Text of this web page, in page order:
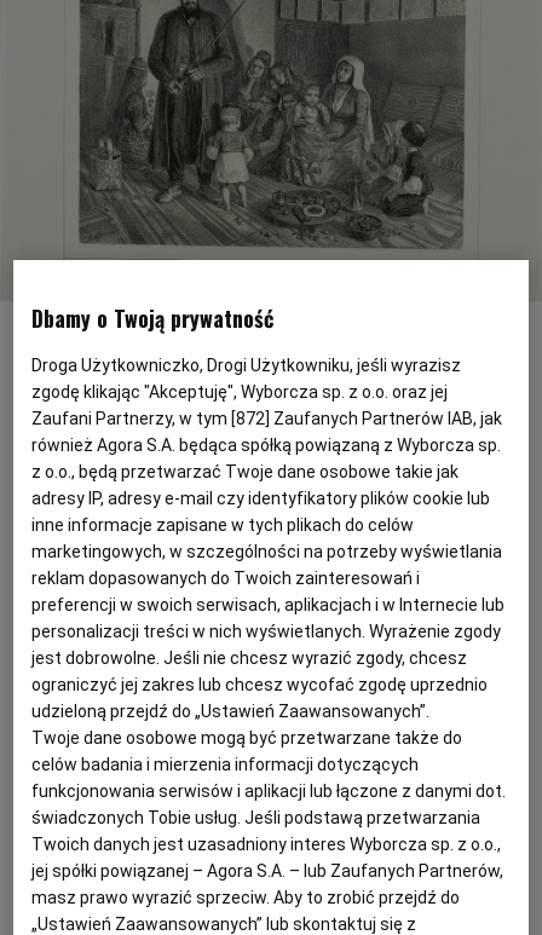
POZNAŃ
RADOM
RYBNIK
RZESZÓW
SOSNOWIEC
SZCZECIN
TORUŃ
TRÓJMIASTO
WAŁBRZYCH
WARSZAWA
WROCŁAW
ZAKOPANE
ZIELONA GÓRA
PODRÓŻE
WIDEO
FORUM
Dom rodziny tatarskiej (francuska litografia z XIX w.)
Smakami polskiego Orientu możemy cieszyć się i dziś.
Wystarczy w sezonie odwiedzić słynną Tatarską Jurtę
w Kruszynianach przy granicy z Białorusią, by po
wizycie w drewnianym, zielonym meczecie ugryźć
nieco bogatej historii kulinarnej dawnej Polski. Co
ważne, trwająca od kilku lat moda na potrawy
regionalne i zainteresowanie historią jedzenia to już nie
element kultury pogranicza, ale powoli także część
nowoczesnej kuchni polskiej, której patronują szefowie
restauracji z wielkich miast.
Kozina tak, konina nie
Mimo że przed II wojną światową codzienne jedzenie
polskich Tatarów nie różniło się specjalnie od pokarmu
chrześcijańskich sąsiadów, to Tatarzy częściej od nich
Dbamy o Twoją prywatność
Droga Użytkowniczko, Drogi Użytkowniku, jeśli wyrazisz
zgodę klikając "Akceptuję", Wyborcza sp. z o.o. oraz jej
Zaufani Partnerzy, w tym [872] Zaufanych Partnerów IAB, jak
również Agora S.A. będąca spółką powiązaną z Wyborcza sp.
z o.o., będą przetwarzać Twoje dane osobowe takie jak
adresy IP, adresy e-mail czy identyfikatory plików cookie lub
inne informacje zapisane w tych plikach do celów
marketingowych, w szczególności na potrzeby wyświetlania
reklam dopasowanych do Twoich zainteresowań i
preferencji w swoich serwisach, aplikacjach i w Internecie lub
personalizacji treści w nich wyświetlanych. Wyrażenie zgody
jest dobrowolne. Jeśli nie chcesz wyrazić zgody, chcesz
ograniczyć jej zakres lub chcesz wycofać zgodę uprzednio
udzieloną przejdź do „Ustawień Zaawansowanych”.
Twoje dane osobowe mogą być przetwarzane także do
celów badania i mierzenia informacji dotyczących
funkcjonowania serwisów i aplikacji lub łączone z danymi dot.
świadczonych Tobie usług. Jeśli podstawą przetwarzania
Twoich danych jest uzasadniony interes Wyborcza sp. z o.o.,
jej spółki powiązanej – Agora S.A. – lub Zaufanych Partnerów,
masz prawo wyrazić sprzeciw. Aby to zrobić przejdź do
„Ustawień Zaawansowanych” lub skontaktuj się z